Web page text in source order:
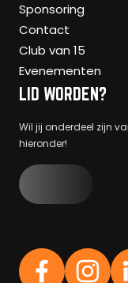
Sponsoring
Contact
Club van 15
Evenementen
LID WORDEN?
Wil jij onderdeel zijn
hieronder!